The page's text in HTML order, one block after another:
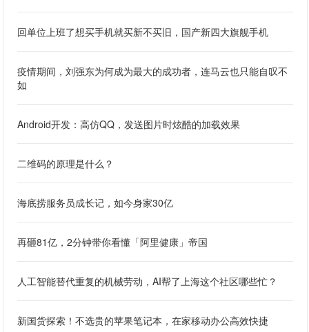
回单位上班了想买手机就买新不买旧，国产新四大旗舰手机
疫情期间，刘强东为何成为最大的成功者，连马云也只能自叹不
如
Android开发：高仿QQ，发送图片时炫酷的加载效果
二维码的原理是什么？
海底捞服务员成长记，如今身家30亿
再砸81亿，2分钟带你看懂「阿里健康」帝国
人工智能替代重复的机械劳动，AI帮了上海这个社区哪些忙？
新国货探索！不选贵的苹果笔记本，在家移动办公高效快捷